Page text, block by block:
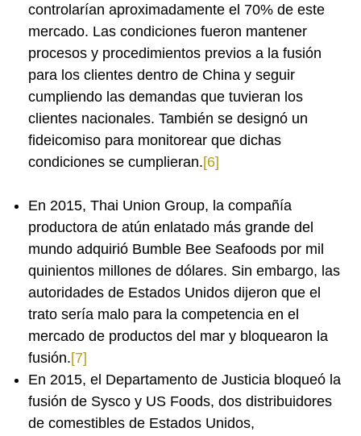
controlarían aproximadamente el 70% de este
mercado. Las condiciones fueron mantener
procesos y procedimientos previos a la fusión
para los clientes dentro de China y seguir
cumpliendo las demandas que tuvieran los
clientes nacionales. También se designó un
fideicomiso para monitorear que dichas
condiciones se cumplieran.[6]
En 2015, Thai Union Group, la compañía
productora de atún enlatado más grande del
mundo adquirió Bumble Bee Seafoods por mil
quinientos millones de dólares. Sin embargo, las
autoridades de Estados Unidos dijeron que el
trato sería malo para la competencia en el
mercado de productos del mar y bloquearon la
fusión.[7]
En 2015, el Departamento de Justicia bloqueó la
fusión de Sysco y US Foods, dos distribuidores
de comestibles de Estados Unidos,